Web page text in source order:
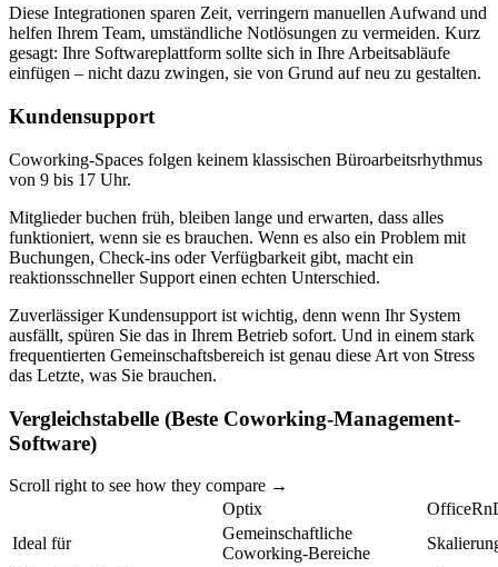
Diese Integrationen sparen Zeit, verringern manuellen Aufwand und
helfen Ihrem Team, umständliche Notlösungen zu vermeiden. Kurz
gesagt: Ihre Softwareplattform sollte sich in Ihre Arbeitsabläufe
einfügen – nicht dazu zwingen, sie von Grund auf neu zu gestalten.
Kundensupport
Coworking-Spaces folgen keinem klassischen Büroarbeitsrhythmus
von 9 bis 17 Uhr.
Mitglieder buchen früh, bleiben lange und erwarten, dass alles
funktioniert, wenn sie es brauchen. Wenn es also ein Problem mit
Buchungen, Check-ins oder Verfügbarkeit gibt, macht ein
reaktionsschneller Support einen echten Unterschied.
Zuverlässiger Kundensupport ist wichtig, denn wenn Ihr System
ausfällt, spüren Sie das in Ihrem Betrieb sofort. Und in einem stark
frequentierten Gemeinschaftsbereich ist genau diese Art von Stress
das Letzte, was Sie brauchen.
Vergleichstabelle (Beste Coworking-Management-
Software)
Scroll right to see how they compare →
Optix
Ideal für
Gemeinschaftliche
Coworking-Bereiche